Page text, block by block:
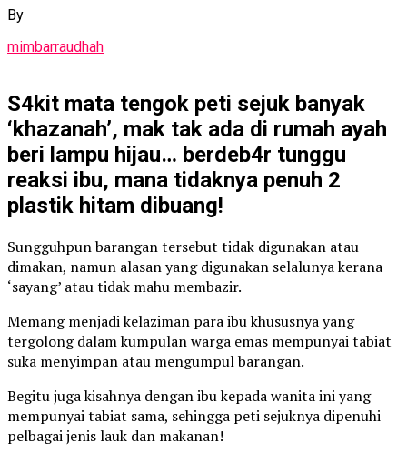
By
mimbarraudhah
S4kit mata tengok peti sejuk banyak
‘khazanah’, mak tak ada di rumah ayah
beri lampu hijau… berdeb4r tunggu
reaksi ibu, mana tidaknya penuh 2
plastik hitam dibuang!
Sungguhpun barangan tersebut tidak digunakan atau
dimakan, namun alasan yang digunakan selalunya kerana
‘sayang’ atau tidak mahu membazir.
Memang menjadi kelaziman para ibu khususnya yang
tergolong dalam kumpulan warga emas mempunyai tabiat
suka menyimpan atau mengumpul barangan.
Begitu juga kisahnya dengan ibu kepada wanita ini yang
mempunyai tabiat sama, sehingga peti sejuknya dipenuhi
pelbagai jenis lauk dan makanan!